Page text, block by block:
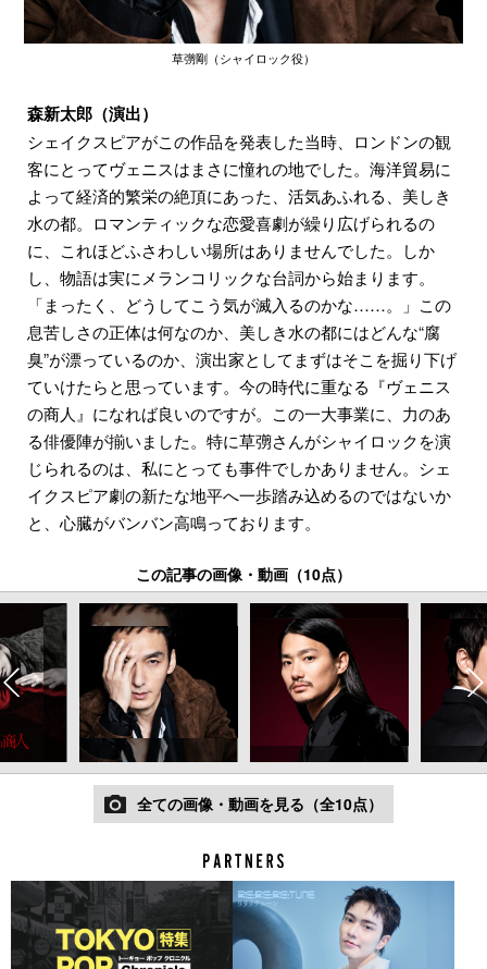
草彅剛（シャイロック役）
森新太郎（演出）
シェイクスピアがこの作品を発表した当時、ロンドンの観
客にとってヴェニスはまさに憧れの地でした。海洋貿易に
よって経済的繁栄の絶頂にあった、活気あふれる、美しき
水の都。ロマンティックな恋愛喜劇が繰り広げられるの
に、これほどふさわしい場所はありませんでした。しか
し、物語は実にメランコリックな台詞から始まります。
「まったく、どうしてこう気が滅入るのかな……。」この
息苦しさの正体は何なのか、美しき水の都にはどんな“腐
臭”が漂っているのか、演出家としてまずはそこを掘り下げ
ていけたらと思っています。今の時代に重なる『ヴェニス
の商人』になれば良いのですが。この一大事業に、力のあ
る俳優陣が揃いました。特に草彅さんがシャイロックを演
じられるのは、私にとっても事件でしかありません。シェ
イクスピア劇の新たな地平へ一歩踏み込めるのではないか
と、心臓がバンバン高鳴っております。
この記事の画像・動画（10点）
全ての画像・動画を見る（全10点）